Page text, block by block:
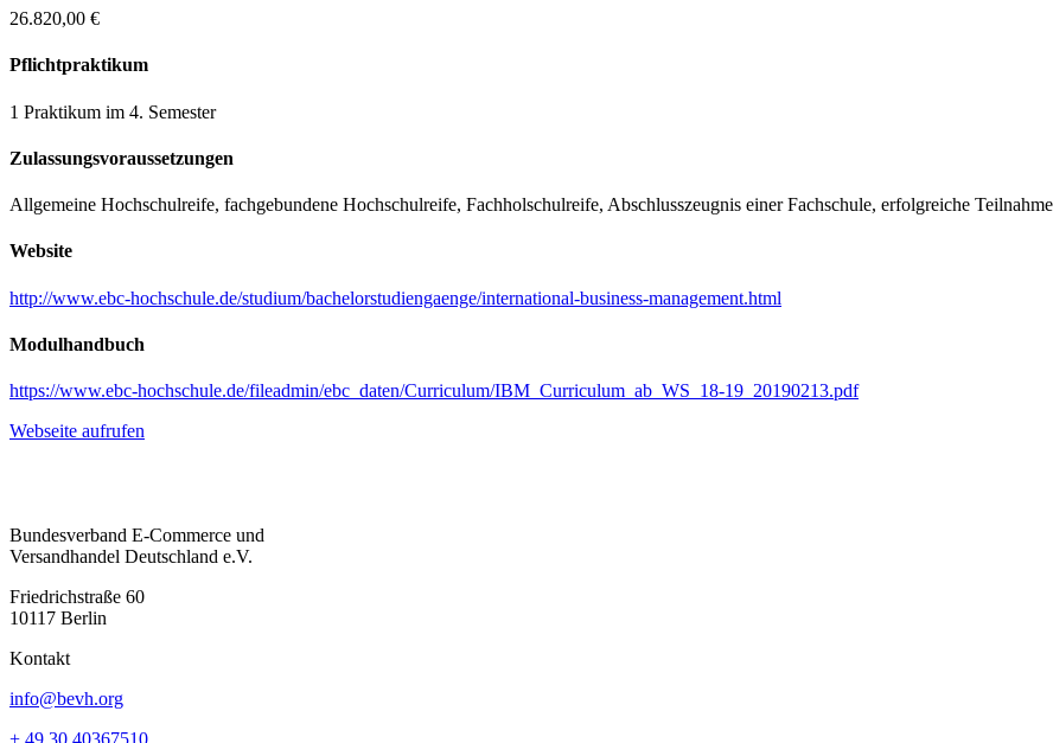
26.820,00 €
Pflichtpraktikum
1 Praktikum im 4. Semester
Zulassungs­voraussetzungen
Allgemeine Hochschulreife, fachgebundene Hochschulreife, Fachholschulreife, Abschlusszeugnis einer Fachschule, erfolgreiche
Website
http://www.ebc-hochschule.de/studium/bachelorstudiengaenge/international-business-management.html
Modulhandbuch
https://www.ebc-hochschule.de/fileadmin/ebc_daten/Curriculum/IBM_Curriculum_ab_WS_18-19_20190213.pdf
Webseite aufrufen
Bundesverband E-Commerce und
Versandhandel Deutschland e.V.
Friedrichstraße 60
10117 Berlin
Kontakt
info@bevh.org